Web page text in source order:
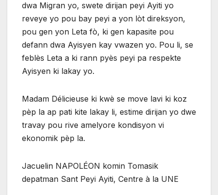
dwa Migran yo, swete dirijan peyi Ayiti yo
reveye yo pou bay peyi a yon lòt direksyon,
pou gen yon Leta fò, ki gen kapasite pou
defann dwa Ayisyen kay vwazen yo. Pou li, se
feblès Leta a ki rann pyès peyi pa respekte
Ayisyen ki lakay yo.
Madam Délicieuse ki kwè se move lavi ki koz
pèp la ap pati kite lakay li, estime dirijan yo dwe
travay pou rive amelyore kondisyon vi
ekonomik pèp la.
Jacuelin NAPOLÉON komin Tomasik
depatman Sant Peyi Ayiti, Centre à la UNE